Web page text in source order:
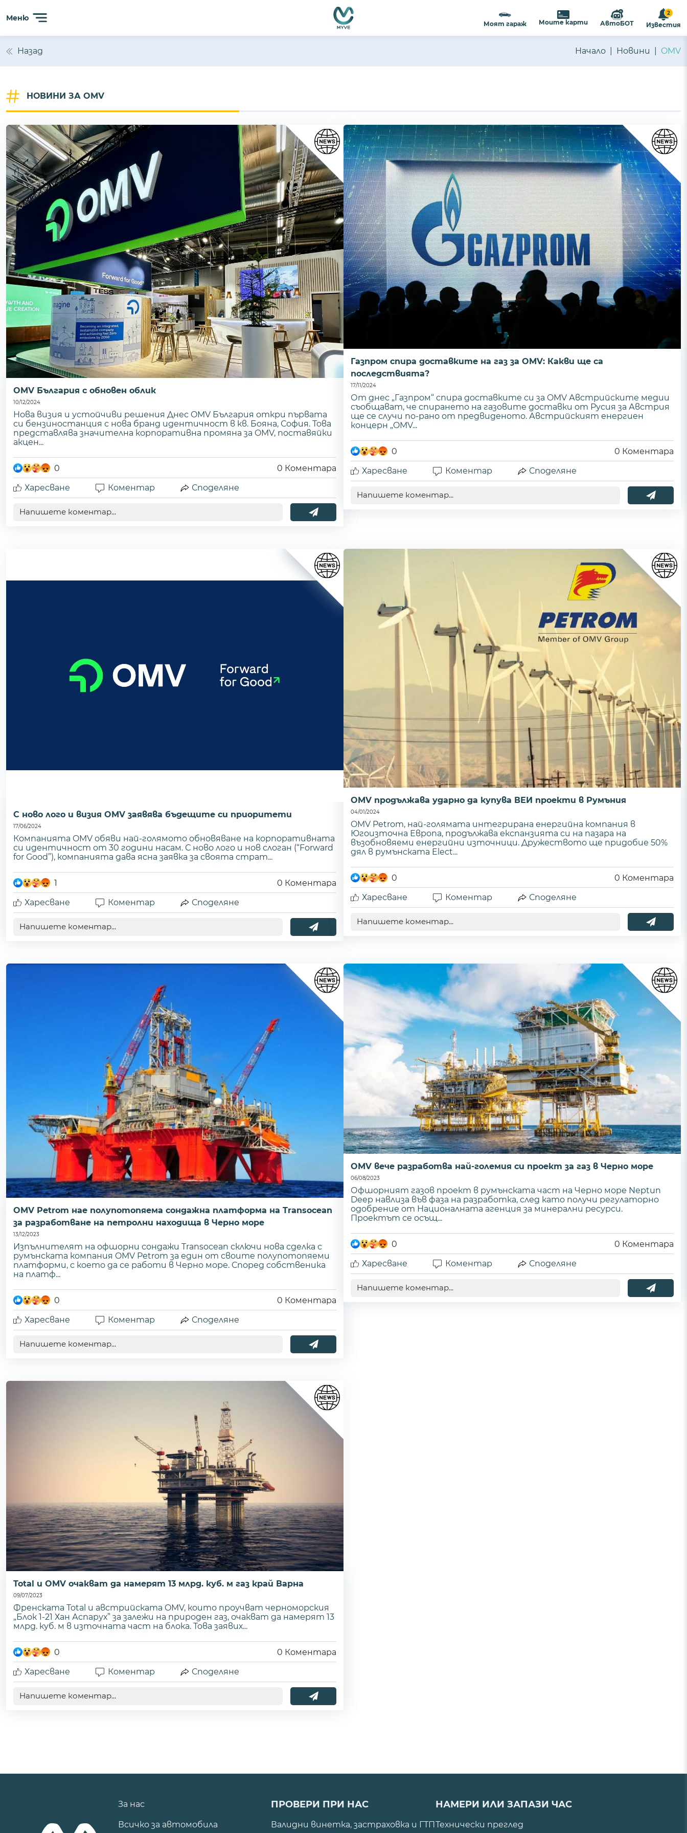
Сайтът използва 'бисквитки' (cookies) с цел безпроблемно функциониране, подобряване на изживяването, персонализиране на съдържанието и
Политика за бисквитки
ПРИЕМАМ
Меню
Моят гараж Моите карти АвтоБОТ
2
Известия
Назад Начало Новини OMV
НОВИНИ ЗА OMV
OMV България с обновен облик
10/12/2024
Нова визия и устойчиви решения Днес OMV България откри първата
си бензиностанция с нова бранд идентичност в кв. Бояна, София. Това
представлява значителна корпоративна промяна за OMV, поставяйки
акцен...
0 0 Коментара
Харесване
Коментар Споделяне
Газпром спира доставките на газ за OMV: Какви ще са
последствията?
17/11/2024
От днес „Газпром“ спира доставките си за OMV Австрийските медии
съобщават, че спирането на газовите доставки от Русия за Австрия
ще се случи по-рано от предвиденото. Австрийският енергиен
концерн „OMV...
0 0 Коментара
Харесване
Коментар Споделяне
С ново лого и визия OMV заявява бъдещите си приоритети
17/06/2024
Компанията OMV обяви най-голямото обновяване на корпоративната
си идентичност от 30 години насам. С ново лого и нов слоган (“Forward
for Good”), компанията дава ясна заявка за своята страт...
1 0 Коментара
Харесване
Коментар Споделяне
OMV продължава ударно да купува ВЕИ проекти в Румъния
04/01/2024
OMV Petrom, най-голямата интегрирана енергийна компания в
Югоизточна Европа, продължава експанзията си на пазара на
възобновяеми енергийни източници. Дружеството ще придобие 50%
дял в румънската Elect...
0 0 Коментара
Харесване
Коментар Споделяне
OMV Petrom нае полупотопяема сондажна платформа на Transocean
за разработване на петролни находища в Черно море
13/12/2023
Изпълнителят на офшорни сондажи Transocean сключи нова сделка с
румънската компания OMV Petrom за един от своите полупотопяеми
платформи, с което да се работи в Черно море. Според собственика
на платф...
0 0 Коментара
Харесване
Коментар Споделяне
OMV вече разработва най-големия си проект за газ в Черно море
06/08/2023
Офшорният газов проект в румънската част на Черно море Neptun
Deep навлиза във фаза на разработка, след като получи регулаторно
одобрение от Националната агенция за минерални ресурси.
Проектът се осъщ...
0 0 Коментара
Харесване
Коментар Споделяне
Total и OMV очакват да намерят 13 млрд. куб. м газ край Варна
09/07/2023
Френската Total и австрийската OMV, които проучват черноморския
„Блок 1-21 Хан Аспарух” за залежи на природен газ, очакват да намерят 13
млрд. куб. м в източната част на блока. Това заявих...
0 0 Коментара
Харесване
Коментар Споделяне
За нас
Всичко за автомобила
ПРОВЕРИ ПРИ НАС
Валидни винетка, застраховка и ГТП
НАМЕРИ ИЛИ ЗАПАЗИ ЧАС
Технически преглед